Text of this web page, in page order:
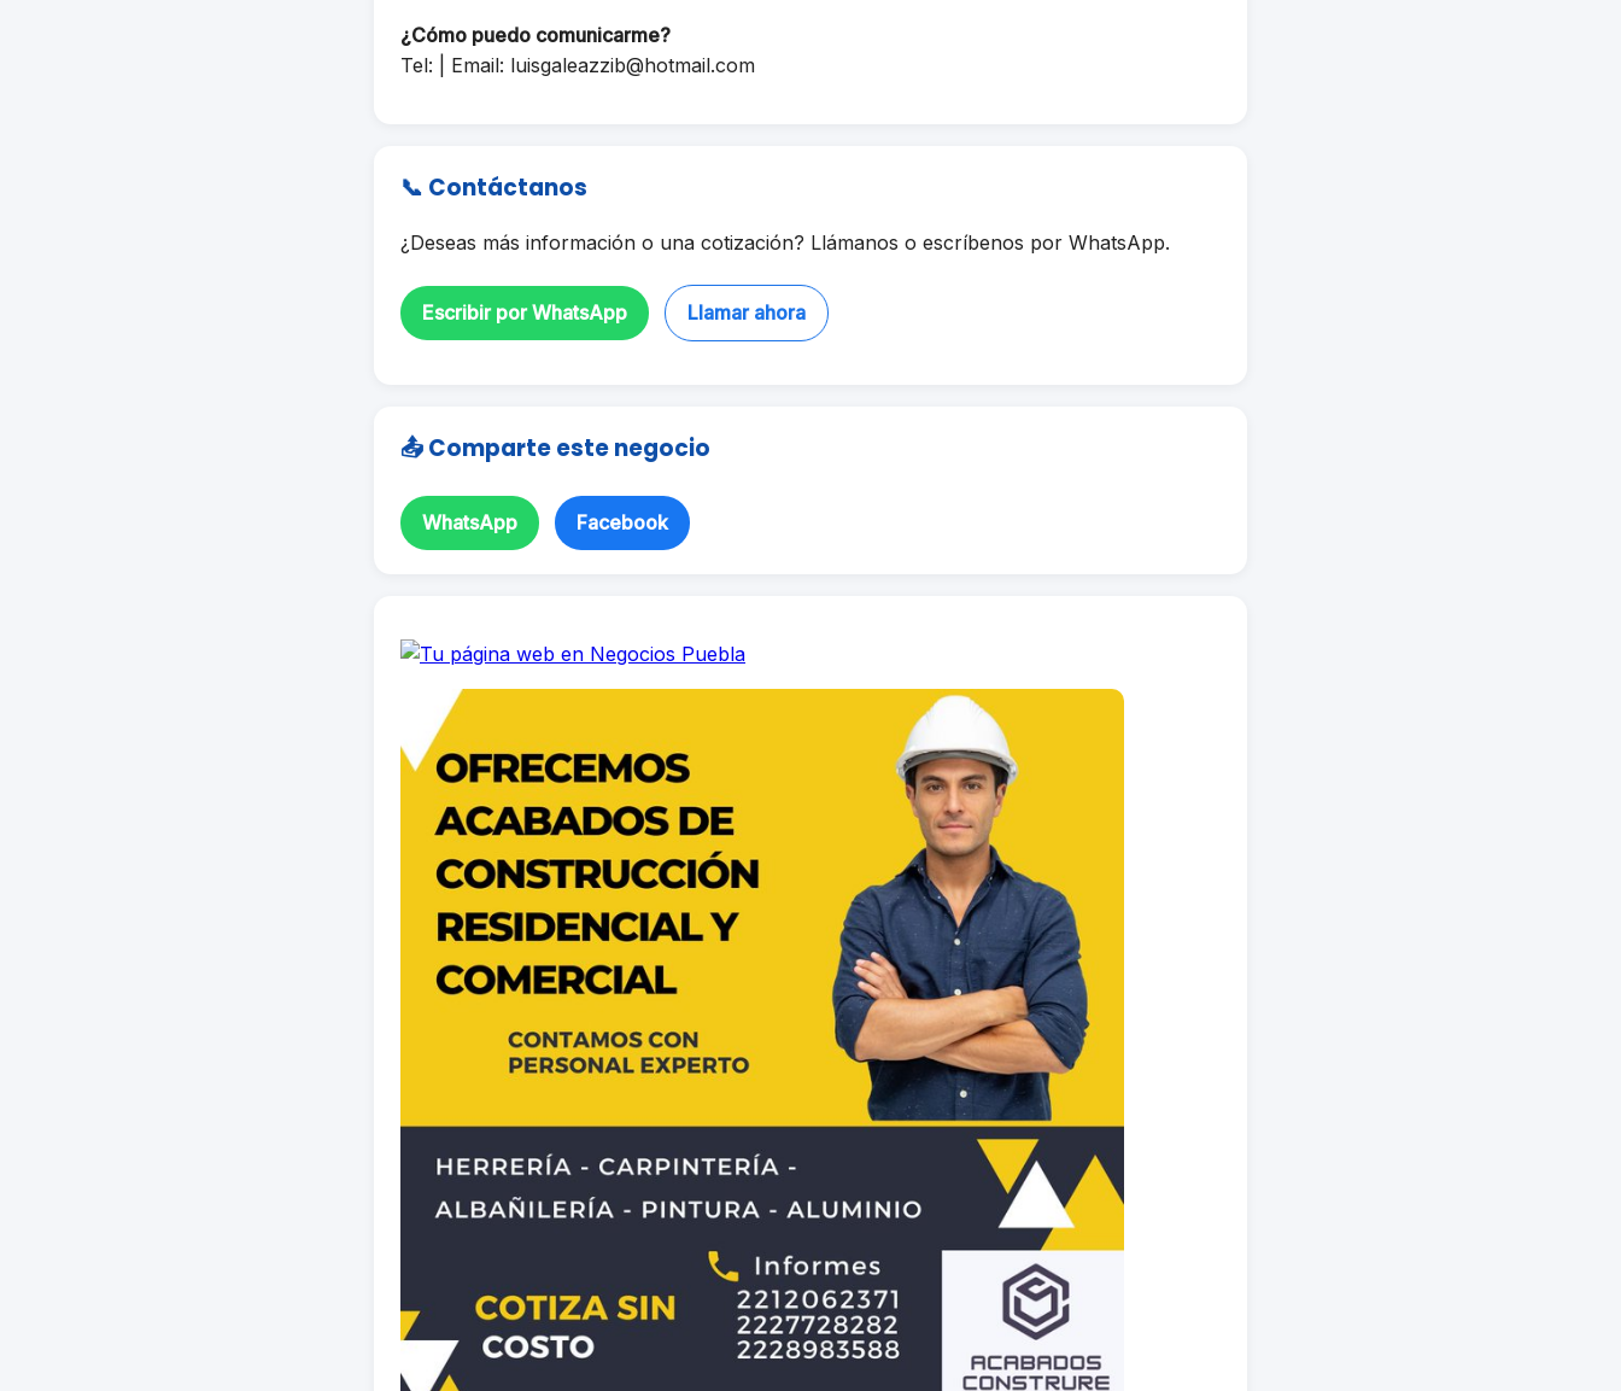
¿Cómo puedo comunicarme?
Tel: | Email: luisgaleazzib@hotmail.com
📞 Contáctanos
¿Deseas más información o una cotización? Llámanos o escríbenos por WhatsApp.
Escribir por WhatsApp Llamar ahora
📤 Comparte este negocio
WhatsApp Facebook